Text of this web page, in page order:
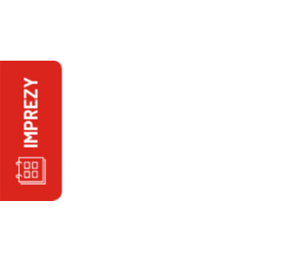
IMPREZY